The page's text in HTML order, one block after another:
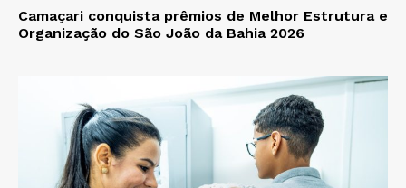
Camaçari conquista prêmios de Melhor Estrutura e
Organização do São João da Bahia 2026